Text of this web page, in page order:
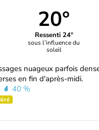
20°
Ressenti 24°
sous l’influence du
soleil
nuageux parfois
en fin d'après-midi.
40 %